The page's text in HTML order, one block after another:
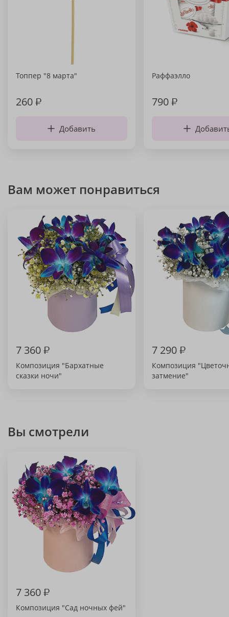
Топпер "8 марта"
260₽
Добавить
Раффаэлло
790₽
Вам может понравиться
7 360₽
Композиция "Бархатные
сказки ночи"
7 290₽
Композиция
затмение"
Вы смотрели
7 360₽
Композиция "Сад ночных фей"